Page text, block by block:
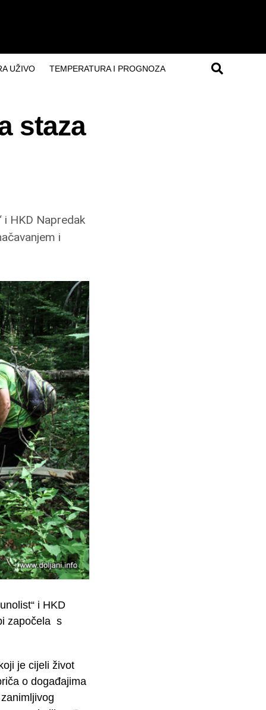
UŽIVO TEMPERATURA I PROGNOZA
staza
i HKD Napredak
i
i HKD
započela s
je cijeli život
o događajima